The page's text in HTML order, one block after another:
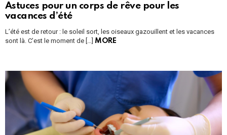
Astuces pour un corps de rêve pour les
vacances d’été
L’été est de retour : le soleil sort, les oiseaux gazouillent et les vacances
sont là. C’est le moment de […]
MORE